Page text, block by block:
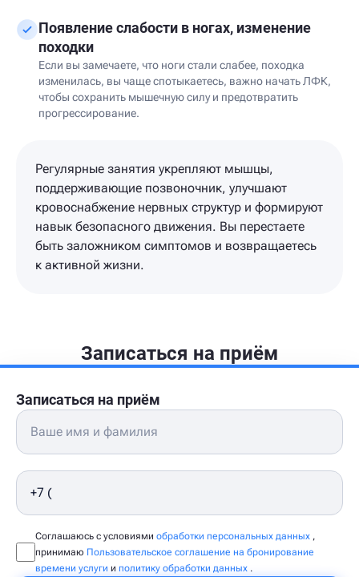
Появление слабости в ногах, изменение
походки
Если вы замечаете, что ноги стали слабее, походка
изменилась, вы чаще спотыкаетесь, важно начать ЛФК,
чтобы сохранить мышечную силу и предотвратить
прогрессирование.
Регулярные занятия укрепляют мышцы,
поддерживающие позвоночник, улучшают
кровоснабжение нервных структур и формируют
навык безопасного движения. Вы перестаете
быть заложником симптомов и возвращаетесь
к активной жизни.
Записаться на приём
Записаться на приём
Соглашаюсь с условиями обработки персональных данных ,
принимаю Пользовательское соглашение на бронирование
времени услуги и политику обработки данных .